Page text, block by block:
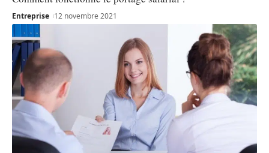
Entreprise 12 novembre 2021